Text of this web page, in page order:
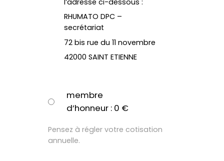
l’adresse ci-dessous :
RHUMATO DPC –
secrétariat
72 bis rue du 11 novembre
42000 SAINT ETIENNE
membre
d’honneur : 0 €
Pensez à régler votre cotisation
annuelle.